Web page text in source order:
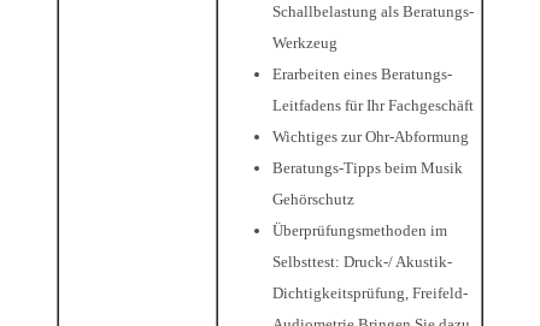
Schallbelastung als Beratungs-
Werkzeug
Erarbeiten eines Beratungs-
Leitfadens für Ihr Fachgeschäft
Wichtiges zur Ohr-Abformung
Beratungs-Tipps beim Musik
Gehörschutz
Überprüfungsmethoden im
Selbsttest: Druck-/ Akustik-
Dichtigkeitsprüfung, Freifeld-